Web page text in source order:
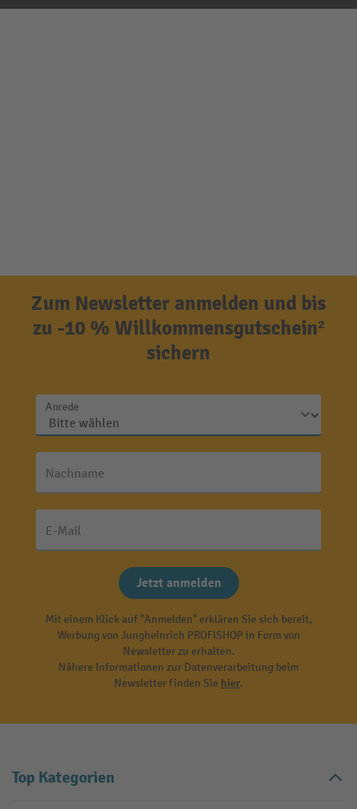
Zum Newsletter anmelden und bis
zu -10 % Willkommensgutschein²
sichern
Anrede
Nachname
E-Mail
Jetzt anmelden
Mit einem Klick auf "Anmelden" erklären Sie sich bereit,
Werbung von Jungheinrich PROFISHOP in Form von
Newsletter zu erhalten.
Nähere Informationen zur Datenverarbeitung beim
Newsletter finden Sie hier.
Top Kategorien